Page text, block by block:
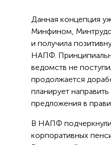
Данная концепция
Минфином,
и получила
НАПФ.
ведомств не
продолжается
планирует
предложения в
В НАПФ
корпоративных